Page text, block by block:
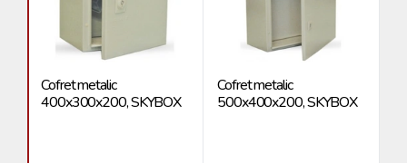
Cofret metalic
400x300x200, SKYBOX
Cofret metalic
500x400x200, SKYBOX